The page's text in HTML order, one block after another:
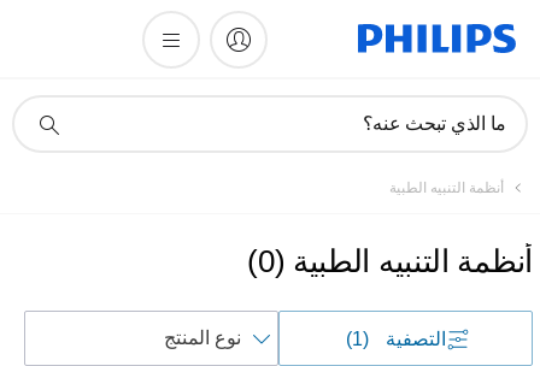
دعم
ما الذي تبحث عنه؟
أنظمة التنبيه الطبية
أنظمة التنبيه الطبية (
0
)
التصفية (1)
حسب